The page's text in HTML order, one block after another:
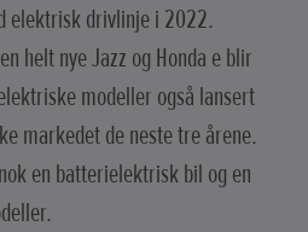
elektrisk drivlinje i 2022.
helt nye Jazz og Honda e blir
modeller også lansert
markedet de neste tre årene.
en batterielektrisk bil og en